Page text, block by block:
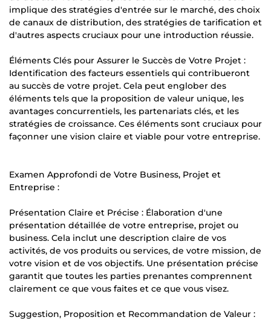
implique des stratégies d'entrée sur le marché, des choix
de canaux de distribution, des stratégies de tarification et
d'autres aspects cruciaux pour une introduction réussie.
Éléments Clés pour Assurer le Succès de Votre Projet :
Identification des facteurs essentiels qui contribueront
au succès de votre projet. Cela peut englober des
éléments tels que la proposition de valeur unique, les
avantages concurrentiels, les partenariats clés, et les
stratégies de croissance. Ces éléments sont cruciaux pour
façonner une vision claire et viable pour votre entreprise.
Examen Approfondi de Votre Business, Projet et
Entreprise :
Présentation Claire et Précise : Élaboration d'une
présentation détaillée de votre entreprise, projet ou
business. Cela inclut une description claire de vos
activités, de vos produits ou services, de votre mission, de
votre vision et de vos objectifs. Une présentation précise
garantit que toutes les parties prenantes comprennent
clairement ce que vous faites et ce que vous visez.
Suggestion, Proposition et Recommandation de Valeur :